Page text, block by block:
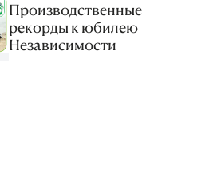
Производственные
рекорды к юбилею
Независимости